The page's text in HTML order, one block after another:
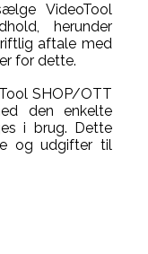
VideoTool
herunder
aftale med
for dette.
SHOP/OTT
den enkelte
i brug. Dette
og udgifter til